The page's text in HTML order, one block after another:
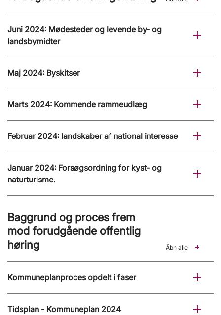
Juni 2024: Mødesteder og levende by- og
landsbymidter
Maj 2024: Byskitser
Marts 2024: Kommende rammeudlæg
Februar 2024: landskaber af national interesse
Januar 2024: Forsøgsordning for kyst- og
naturturisme.
Baggrund og proces frem
mod forudgående offentlig
høring
Åbn alle
Kommuneplanproces opdelt i faser
Tidsplan - Kommuneplan 2024